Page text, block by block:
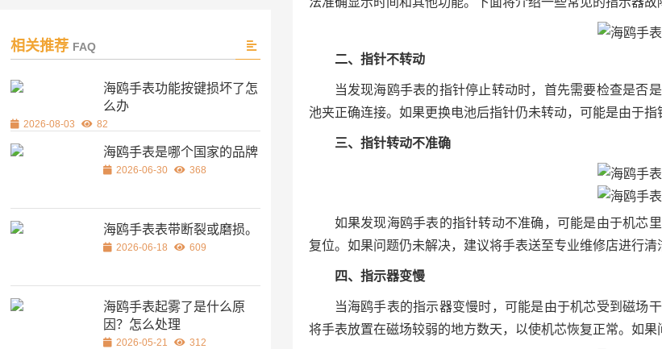
二、指针不转动
当发现海鸥手表的指针停止转动时，首先需要检查是否
池夹正确连接。如果更换电池后指针仍未转动，可能是由于
三、指针转动不准确
如果发现海鸥手表的指针转动不准确，可能是由于机芯
复位。如果问题仍未解决，建议将手表送至专业维修店进行清
四、指示器变慢
当海鸥手表的指示器变慢时，可能是由于机芯受到磁场
将手表放置在磁场较弱的地方数天，以使机芯恢复正常。如果
相关推荐 FAQ
海鸥手表功能按键损坏了怎
么办
2026-08-03 82
海鸥手表是哪个国家的品牌
2026-06-30 368
海鸥手表表带断裂或磨损。
2026-06-18 609
海鸥手表起雾了是什么原
因？怎么处理
2026-05-21 312